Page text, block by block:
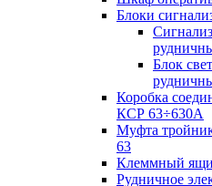
Блоки
Блок
Коробка
КСР 63÷630А
Муфта
63
Клеммный
Рудничное